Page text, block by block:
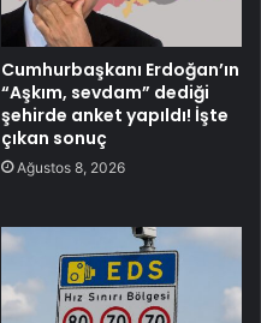
Cumhurbaşkanı Erdoğan’ın
“Aşkım, sevdam” dediği
şehirde anket yapıldı! İşte
çıkan sonuç
Ağustos 8, 2026